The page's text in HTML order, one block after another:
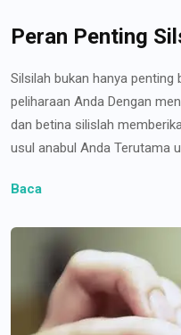
Peran Penting
Silsilah bukan hanya
peliharaan Anda Dengan
dan betina silislah
usul anabul Anda Terutama
Baca